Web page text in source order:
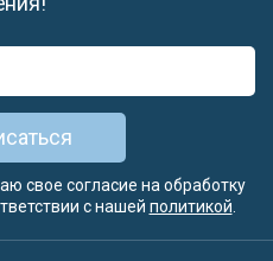
свое согласие на обработку
с нашей политикой